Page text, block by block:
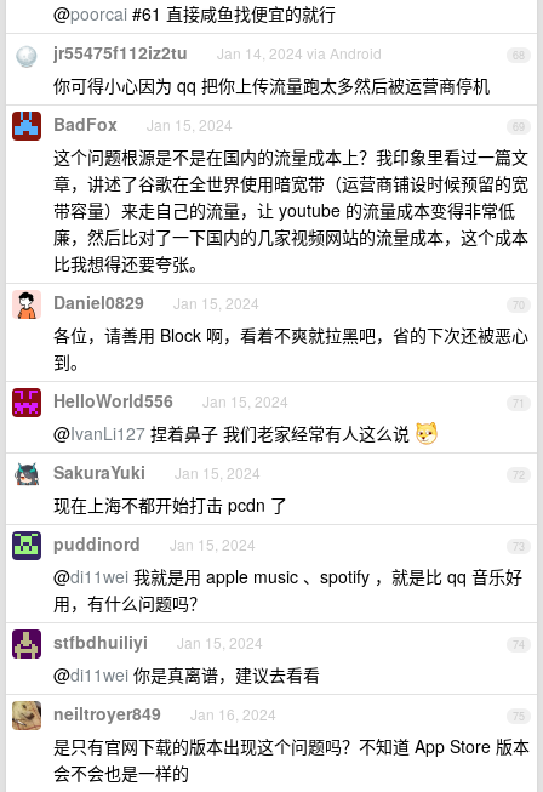
@poorcai #61 直接咸鱼找便宜的就行
68
jr55475f112iz2tu Jan 14, 2024 via Android
你可得小心因为 qq 把你上传流量跑太多然后被运营商停机
69
BadFox Jan 15, 2024
这个问题根源是不是在国内的流量成本上？我印象里看过一篇文
章，讲述了谷歌在全世界使用暗宽带（运营商铺设时候预留的宽
带容量）来走自己的流量，让 youtube 的流量成本变得非常低
廉，然后比对了一下国内的几家视频网站的流量成本，这个成本
比我想得还要夸张。
70
Daniel0829 Jan 15, 2024
各位，请善用 Block 啊，看着不爽就拉黑吧，省的下次还被恶心
到。
71
HelloWorld556 Jan 15, 2024
@IvanLi127 捏着鼻子 我们老家经常有人这么说
72
SakuraYuki Jan 15, 2024
现在上海不都开始打击 pcdn 了
73
puddinord Jan 15, 2024
@di11wei 我就是用 apple music 、spotify ，就是比 qq 音乐好
用，有什么问题吗？
74
stfbdhuiliyi Jan 15, 2024
@di11wei 你是真离谱，建议去看看
75
neiltroyer849 Jan 16, 2024
是只有官网下载的版本出现这个问题吗？不知道 App Store 版本
会不会也是一样的